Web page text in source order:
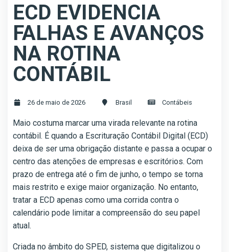
ECD EVIDENCIA
FALHAS E AVANÇOS
NA ROTINA
CONTÁBIL
26 de maio de 2026 Brasil Contábeis
Maio costuma marcar uma virada relevante na rotina
contábil. É quando a Escrituração Contábil Digital (ECD)
deixa de ser uma obrigação distante e passa a ocupar o
centro das atenções de empresas e escritórios. Com
prazo de entrega até o fim de junho, o tempo se torna
mais restrito e exige maior organização. No entanto,
tratar a ECD apenas como uma corrida contra o
calendário pode limitar a compreensão do seu papel
atual.
Criada no âmbito do SPED, sistema que digitalizou o